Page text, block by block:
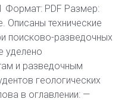
Формат: PDF Размер:
технические
поисково-разведочных
уделено
и разведочным
геологических
в оглавлении: —